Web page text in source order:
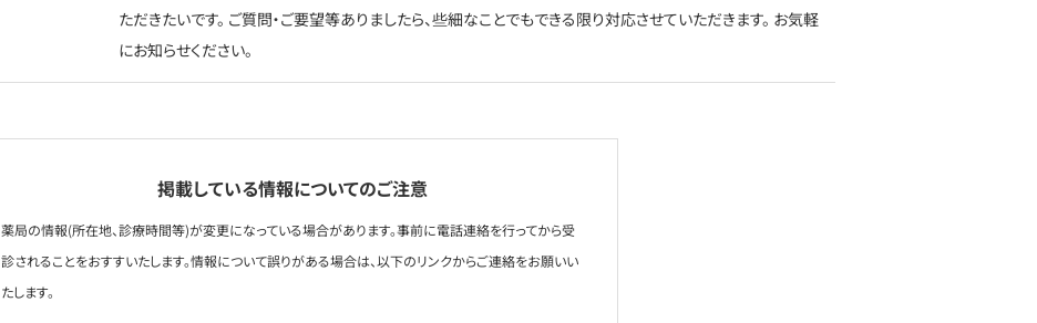
ただきたいです。 ご質問・ご要望等ありましたら、些細なことでもできる限り対応させていただきます。 お気軽
にお知らせください。
掲載している情報についてのご注意
薬局の情報(所在地、診療時間等)が変更になっている場合があります。事前に電話連絡を行ってから受
診されることをおすすいたします。情報について誤りがある場合は、以下のリンクからご連絡をお願いい
たします。